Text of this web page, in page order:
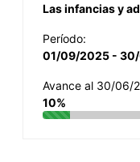
Las infancias y
Período:
01/09/2025 -
Avance al 30/06/
10%